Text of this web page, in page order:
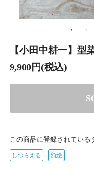
【小田中耕一】型
9,900円(税込)
この商品に登録されている
しつらえる 額絵